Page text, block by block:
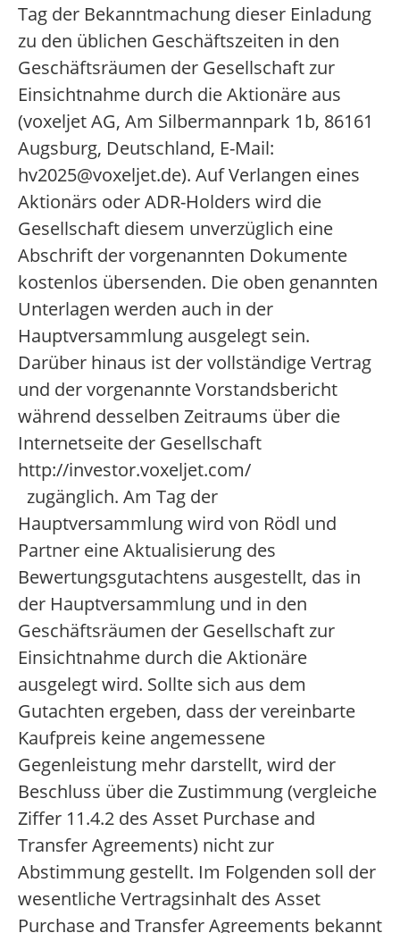
Tag der Bekanntmachung dieser Einladung
zu den üblichen Geschäftszeiten in den
Geschäftsräumen der Gesellschaft zur
Einsichtnahme durch die Aktionäre aus
(voxeljet AG, Am Silbermannpark 1b, 86161
Augsburg, Deutschland, E-Mail:
hv2025@voxeljet.de). Auf Verlangen eines
Aktionärs oder ADR-Holders wird die
Gesellschaft diesem unverzüglich eine
Abschrift der vorgenannten Dokumente
kostenlos übersenden. Die oben genannten
Unterlagen werden auch in der
Hauptversammlung ausgelegt sein.
Darüber hinaus ist der vollständige Vertrag
und der vorgenannte Vorstandsbericht
während desselben Zeitraums über die
Internetseite der Gesellschaft
http://investor.voxeljet.com/
zugänglich. Am Tag der
Hauptversammlung wird von Rödl und
Partner eine Aktualisierung des
Bewertungsgutachtens ausgestellt, das in
der Hauptversammlung und in den
Geschäftsräumen der Gesellschaft zur
Einsichtnahme durch die Aktionäre
ausgelegt wird. Sollte sich aus dem
Gutachten ergeben, dass der vereinbarte
Kaufpreis keine angemessene
Gegenleistung mehr darstellt, wird der
Beschluss über die Zustimmung (vergleiche
Ziffer 11.4.2 des Asset Purchase and
Transfer Agreements) nicht zur
Abstimmung gestellt. Im Folgenden soll der
wesentliche Vertragsinhalt des Asset
Purchase and Transfer Agreements bekannt